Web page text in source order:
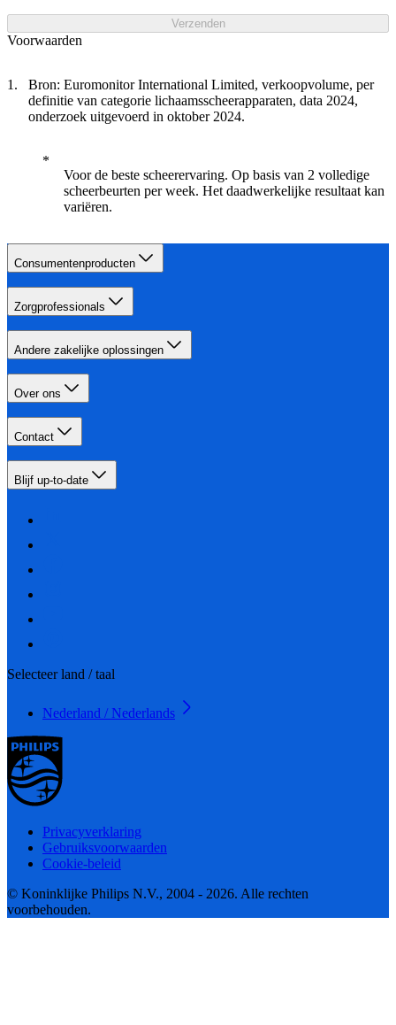
Verzenden
Voorwaarden
Bron: Euromonitor International Limited, verkoopvolume, per
definitie van categorie lichaamsscheerapparaten, data 2024,
onderzoek uitgevoerd in oktober 2024.
Voor de beste scheerervaring. Op basis van 2 volledige
scheerbeurten per week. Het daadwerkelijke resultaat kan
variëren.
Consumentenproducten
Zorgprofessionals
Andere zakelijke oplossingen
Over ons
Contact
Blijf up-to-date
Selecteer land / taal
Nederland / Nederlands
Privacyverklaring
Gebruiksvoorwaarden
Cookie-beleid
© Koninklijke Philips N.V., 2004 - 2026. Alle rechten
voorbehouden.